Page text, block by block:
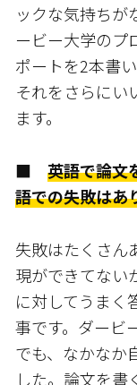
ックな気持ちが
ービー大学のプ
ポートを2本書
それをさらにい
ます。
■ 英語で論文
語での失敗はあ
失敗はたくさん
現ができてない
に対してうまく
事です。ダービ
でも、なかなか
した。論文を